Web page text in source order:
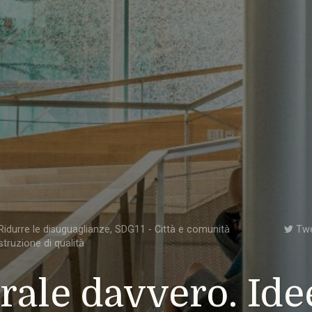
le disuguaglianze, SDG11 - Città e comunità
di qualità
davvero.